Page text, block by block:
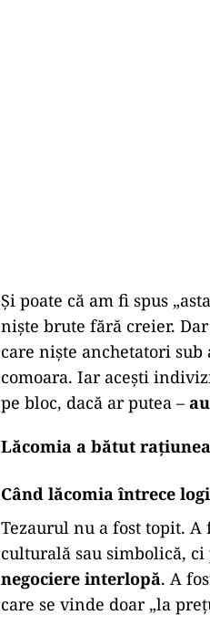
Și poate că am fi spus
niște brute fără creier.
care niște anchetatori
comoara. Iar acești
pe bloc, dacă ar putea –
Lăcomia a bătut
Când lăcomia întrece
Tezaurul nu a fost topit. A
culturală sau simbolică, ci
negociere interlopă. A
care se vinde doar „la